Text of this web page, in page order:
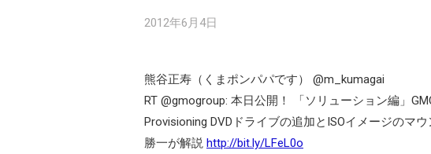
2012年6月4日
熊谷正寿（くまポンパパです） ‏@m_kumagai
RT @gmogroup: 本日公開！ 「ソリューション編」
Provisioning DVDドライブの追加とISOイメージのマ
勝一が解説 http://bit.ly/LFeL0o